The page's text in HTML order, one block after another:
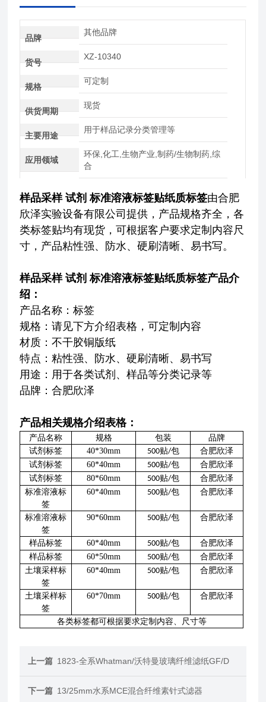
品牌
其他品牌
货号
XZ-10340
规格
可定制
供货周期
现货
主要用途
用于样品记录分类管理等
应用领域
环保,化工,生物产业,制药/生物制药,综
合
样品采样 试剂 标准溶液标签贴纸质标签由合肥
欣泽实验设备有限公司提供，产品规格齐全，各
类标签贴均有现货，可根据客户要求定制内容尺
寸，产品粘性强、防水、硬刷清晰、易书写。
样品采样 试剂 标准溶液标签贴纸质标签产品介
绍：
产品名称：标签
规格：请见下方介绍表格，可定制内容
材质：不干胶铜版纸
特点：粘性强、防水、硬刷清晰、易书写
用途：用于各类试剂、样品等分类记录等
品牌：合肥欣泽
产品相关规格介绍表格：
产品名称 规格 包装
品牌
试剂标签
40*30mm 500贴/包
合肥欣泽
试剂标签
60*40mm 500贴/包
合肥欣泽
试剂标签
80*60mm 500贴/包
合肥欣泽
标准溶液标
签
60*40mm 500贴/包 合肥欣泽
标准溶液标
签
90*60mm 500贴/包 合肥欣泽
样品标签 60*40mm 500贴/包
合肥欣泽
样品标签
60*50mm 500贴/包
合肥欣泽
土壤采样标
签
60*40mm 500贴/包 合肥欣泽
土壤采样标
签
60*70mm 500贴/包 合肥欣泽
各类标签都可根据要求定制内容、尺寸等
上一篇 1823-全系Whatman/沃特曼玻璃纤维滤纸GF/D
下一篇 13/25mm水系MCE混合纤维素针式滤器